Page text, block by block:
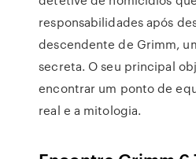
responsabilidades após
descendente de Grimm,
secreta. O seu principal
encontrar um ponto de
real e a mitologia.